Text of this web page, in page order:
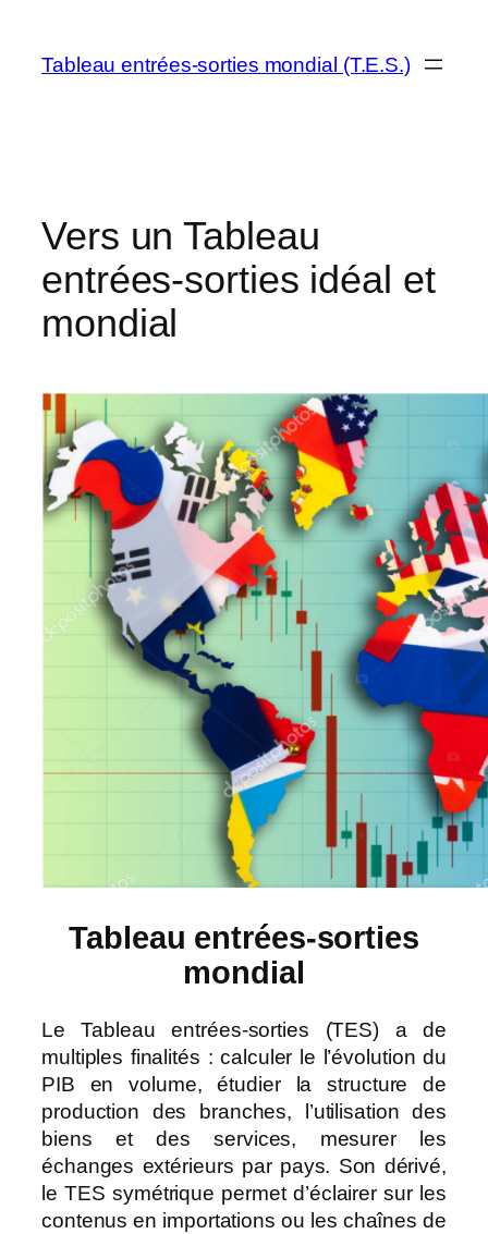
contenu
Tableau entrées-sorties mondial (T.E.S.)
Vers un Tableau
entrées-sorties idéal et
mondial
Tableau entrées-sorties
mondial
Le Tableau entrées-sorties (TES) a de
multiples finalités : calculer le l’évolution du
PIB en volume, étudier la structure de
production des branches, l’utilisation des
biens et des services, mesurer les
échanges extérieurs par pays. Son dérivé,
le TES symétrique permet d’éclairer sur les
contenus en importations ou les chaînes de